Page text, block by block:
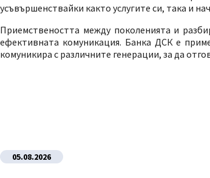
усъвършенствайки както услугите си, така и
Приемствеността между поколенията и
ефективната комуникация. Банка ДСК е
комуникира с различните генерации, за да
05.08.2026